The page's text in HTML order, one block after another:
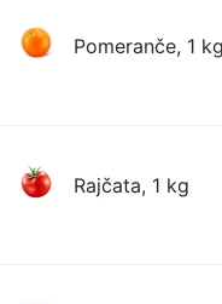
Pomeranče, 1 kg
Rajčata, 1 kg